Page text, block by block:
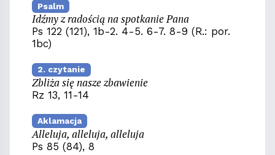
Psalm
Idźmy z radością na spotkanie Pana
Ps 122 (121), 1b-2. 4-5. 6-7. 8-9 (R.: por.
1bc)
2. czytanie
Zbliża się nasze zbawienie
Rz 13, 11-14
Aklamacja
Alleluja, alleluja, alleluja
Ps 85 (84), 8